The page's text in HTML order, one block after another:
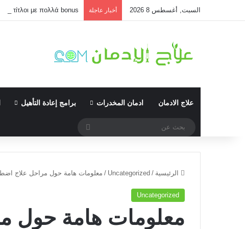
السبت, أغسطس 8 2026 أخبار عاجلة try τίτλοι με πολλά bonus
علاج الادمان ادمان المخدرات برامج إعادة التأهيل
الرئيسية /
Uncategorized
/ معلومات هامة حول مراحل علاج
Uncategorized
معلومات هامة حول